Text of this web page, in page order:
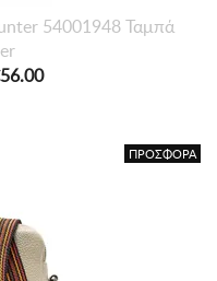
54001948 Ταμπά
ΠΡΟΣΦΟΡΑ